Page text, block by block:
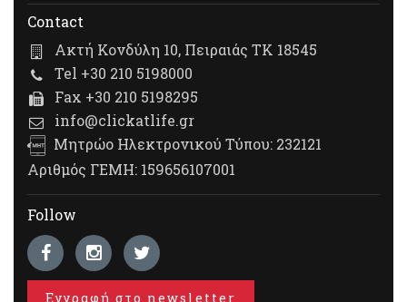
Contact
Ακτή Κονδύλη 10, Πειραιάς ΤΚ 18545
Tel +30 210 5198000
Fax +30 210 5198295
info@clickatlife.gr
Μητρώο Ηλεκτρονικού Τύπου: 232121
Αριθμός ΓΕΜΗ: 159656107001
Follow
Εγγραφή στο newsletter